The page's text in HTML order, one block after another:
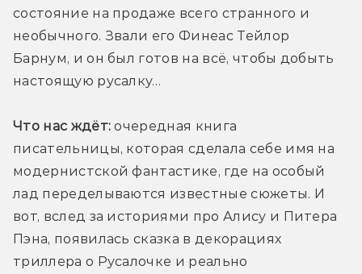
состояние на продаже всего странного и
необычного. Звали его Финеас Тейлор
Барнум, и он был готов на всё, чтобы добыть
настоящую русалку…
Что нас ждёт: очередная книга
писательницы, которая сделала себе имя на
модернистской фантастике, где на особый
лад переделываются известные сюжеты. И
вот, вслед за историями про Алису и Питера
Пэна, появилась сказка в декорациях
триллера о Русалочке и реально